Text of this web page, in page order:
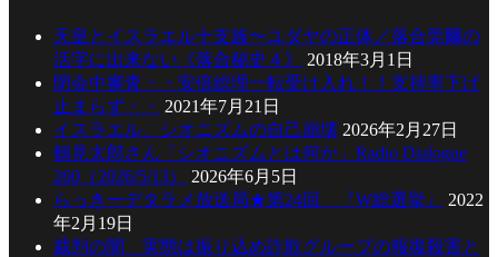
天皇とイスラエル十支族〜ユダヤの正体／落合莞爾の
活字に出来ない《落合秘史４》
2018年3月1日
閉会中審査・・安倍総理一転受け入れ！！支持率下げ
止まらず・・
2021年7月21日
イスラエル、シオニズムの自己崩壊 2026年2月27日
鶴見太郎さん「シオニズムとは何か」Radio Dialogue
260（2026/5/13）
2026年6月5日
らっきーデタラメ放送局★第24回 『W総選挙』
2022
年2月19日
裁判の闇 実態は振り込め詐欺グループの報復殺害と